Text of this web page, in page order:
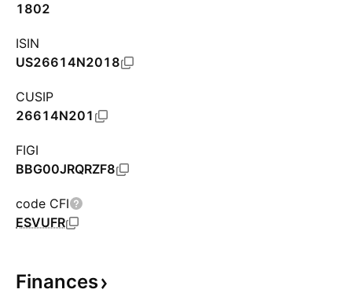
1802
ISIN
US26614N2018
CUSIP
26614N201
FIGI
BBG00JRQRZF8
code CFI
ESVUFR
Finances